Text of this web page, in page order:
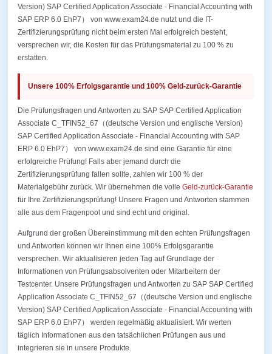
Version) SAP Certified Application Associate - Financial Accounting with
SAP ERP 6.0 EhP7） von www.exam24.de nutzt und die IT-
Zertifizierungsprüfung nicht beim ersten Mal erfolgreich besteht,
versprechen wir, die Kosten für das Prüfungsmaterial zu 100 % zu
erstatten.
Unsere 100% Erfolgsgarantie und 100% Geld-zurück-Garantie
Die Prüfungsfragen und Antworten zu SAP SAP Certified Application
Associate C_TFIN52_67（(deutsche Version und englische Version)
SAP Certified Application Associate - Financial Accounting with SAP
ERP 6.0 EhP7） von www.exam24.de sind eine Garantie für eine
erfolgreiche Prüfung! Falls aber jemand durch die
Zertifizierungsprüfung fallen sollte, zahlen wir 100 % der
Materialgebühr zurück. Wir übernehmen die volle Geld-zurück-Garantie
für Ihre Zertifizierungsprüfung! Unsere Fragen und Antworten stammen
alle aus dem Fragenpool und sind echt und original.
Aufgrund der großen Übereinstimmung mit den echten Prüfungsfragen
und Antworten können wir Ihnen eine 100% Erfolgsgarantie
versprechen. Wir aktualisieren jeden Tag auf Grundlage der
Informationen von Prüfungsabsolventen oder Mitarbeitern der
Testcenter. Unsere Prüfungsfragen und Antworten zu SAP SAP Certified
Application Associate C_TFIN52_67（(deutsche Version und englische
Version) SAP Certified Application Associate - Financial Accounting with
SAP ERP 6.0 EhP7） werden regelmäßig aktualisiert. Wir werten
täglich Informationen aus den tatsächlichen Prüfungen aus und
integrieren sie in unsere Produkte.